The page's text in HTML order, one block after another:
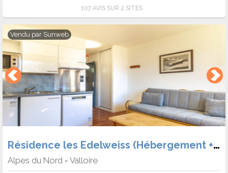
107 AVIS SUR 2 SITES
Vendu par Sunweb
Résidence les Edelweiss (Hébergement + Forf.)
Alpes du Nord - Valloire